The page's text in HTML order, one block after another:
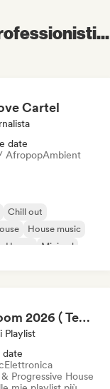
Cartel
date
AfropopAmbient
Chill out
House music
Minimal
Boiler Room 2026 ( Techno , Melodic , Underground )
Playlist
Elettronica
Progressive House